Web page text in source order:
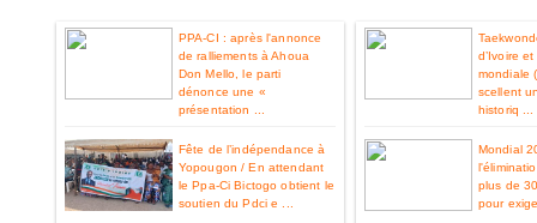
PPA-CI : après l'annonce
de ralliements à Ahoua
Don Mello, le parti
dénonce une «
présentation ...
Fête de l’indépendance à
Yopougon / En attendant
le Ppa-Ci Bictogo obtient le
soutien du Pdci e ...
d’Ivoire
mondiale
scellent
historiq ...
Mondial
plus de
pour